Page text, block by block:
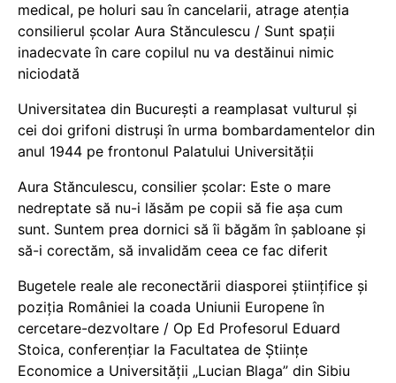
medical, pe holuri sau în cancelarii, atrage atenția
consilierul școlar Aura Stănculescu / Sunt spații
inadecvate în care copilul nu va destăinui nimic
niciodată
Universitatea din București a reamplasat vulturul și
cei doi grifoni distruși în urma bombardamentelor din
anul 1944 pe frontonul Palatului Universității
Aura Stănculescu, consilier școlar: Este o mare
nedreptate să nu-i lăsăm pe copii să fie așa cum
sunt. Suntem prea dornici să îi băgăm în șabloane și
să-i corectăm, să invalidăm ceea ce fac diferit
Bugetele reale ale reconectării diasporei științifice și
poziția României la coada Uniunii Europene în
cercetare-dezvoltare / Op Ed Profesorul Eduard
Stoica, conferențiar la Facultatea de Științe
Economice a Universității „Lucian Blaga” din Sibiu